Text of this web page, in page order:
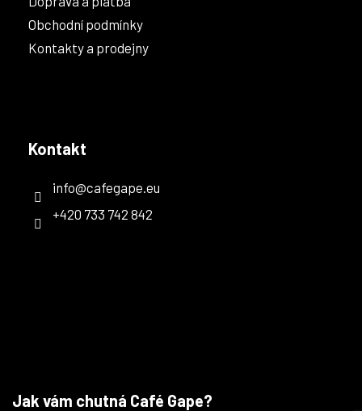
Obchodní podmínky
Kontakty a prodejny
Kontakt
info@cafegape.eu
+420 733 742 842
Jak vám chutná Café Gape?